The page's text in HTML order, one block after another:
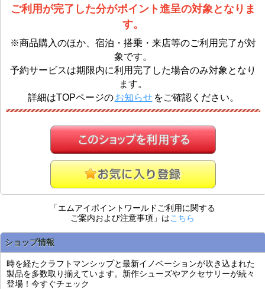
ご利用が完了した分がポイント進呈の対象となりま
す。
※商品購入のほか、宿泊・搭乗・来店等のご利用完了が対
象です。
予約サービスは期限内に利用完了した場合のみ対象となり
ます。
詳細はTOPページの お知らせ をご確認ください。
「エムアイポイントワールドご利用に関する
ご案内および注意事項」はこちら
ショップ情報
時を経たクラフトマンシップと最新イノベーションが吹き込まれた
製品を多数取り揃えています。新作シューズやアクセサリーが続々
登場！今すぐチェック